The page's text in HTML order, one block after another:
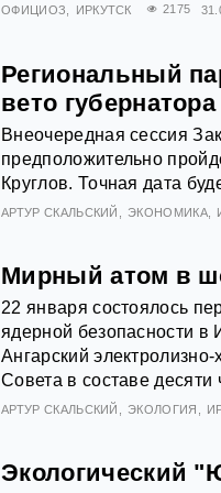
ОФИЦИОЗ ИРКУТСК 2175
Региональный
вето
Внеочередная сессия
предположительно
Круглов. Точная дата
АРТУР СКАЛЬСКИЙ ЭКОНОМИКА
Мирный атом в
22 января состоялось
ядерной безопасности в
Ангарский
Совета в составе десяти
АРТУР СКАЛЬСКИЙ ЭКОЛОГИЯ
Экологический